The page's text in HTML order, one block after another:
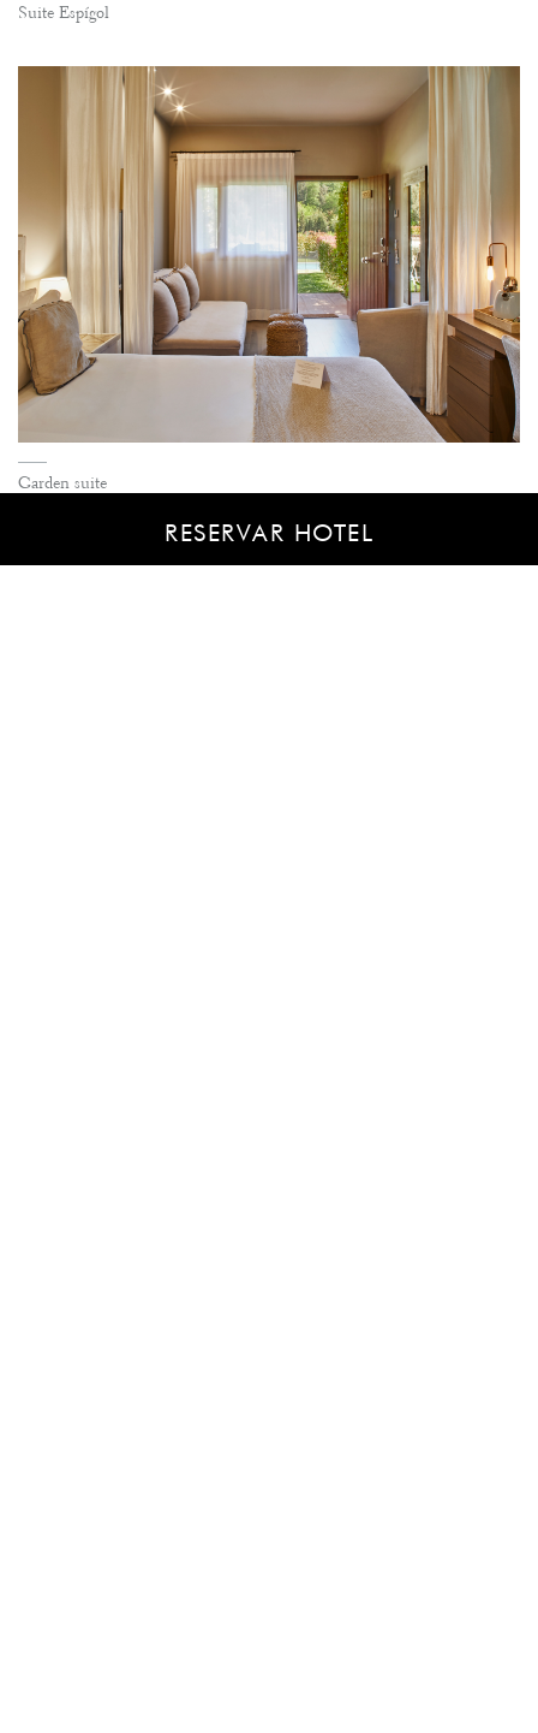
RESERVAR HOTEL
Suite Espígol
Garden suite